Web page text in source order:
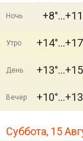
Ночь +8°
Утро +14°
День +13°
Вечер +10°
Суббота, 15